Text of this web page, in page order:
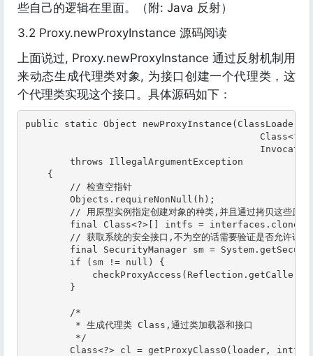
些自己的逻辑在里面。（附: Java 反射）
3.2 Proxy.newProxyInstance 源码阅读
上面说过, Proxy.newProxyInstance 通过反射机制用
来动态生成代理类对象, 为接口创建一个代理类，这
个代理类实现这个接口。具体源码如下：
public static Object newProxyInstance(ClassLoader
        throws IllegalArgumentException
    {
        // 检查空指针
        Objects.requireNonNull(h);
// 用原型实例指定创建对象的种类,并且通过拷贝这些原型
final Class<?>[] intfs =
// 获取系统的安全接口,不为空的话需要验证是否允许访问
final SecurityManager sm =
        if (sm != null) {
        }
        /*
         * 生成代理类 Class,通过类加载器和接口
         */
Class<?> cl = getProxyClass0(loader,